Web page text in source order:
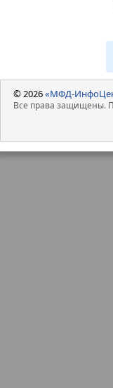
© 2026«МФД-
Все права защищены.